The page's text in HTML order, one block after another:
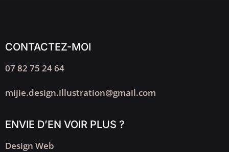
CONTACTEZ-MOI
07 82 75 24 64
mijie.design.illustration@gmail.com
ENVIE D’EN VOIR PLUS ?
Design Web